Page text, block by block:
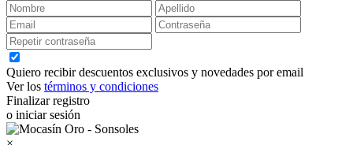
Quiero recibir descuentos exclusivos y novedades por email
Ver los términos y condiciones
Finalizar registro
o iniciar sesión